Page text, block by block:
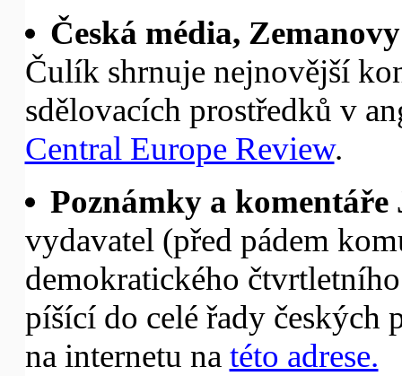
Česká média,
Čulík shrnuje nejnovější
sdělovacích prostředků v
Central Europe Review.
Poznámky a
vydavatel (před pádem
demokratického
píšící do celé řady českých
na internetu na této adrese.